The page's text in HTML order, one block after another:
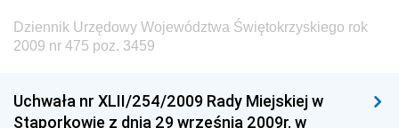
Dziennik Urzędowy Ministra Rodziny, Pracy i Polityki
Społecznej
Dziennik Urzędowy Ministra Rozwoju
Dziennik Urzędowy Województwa Świętokrzyskiego rok
2009 nr 475 poz. 3459
Uchwała nr XLII/254/2009 Rady Miejskiej w
Stąporkowie z dnia 29 września 2009r. w